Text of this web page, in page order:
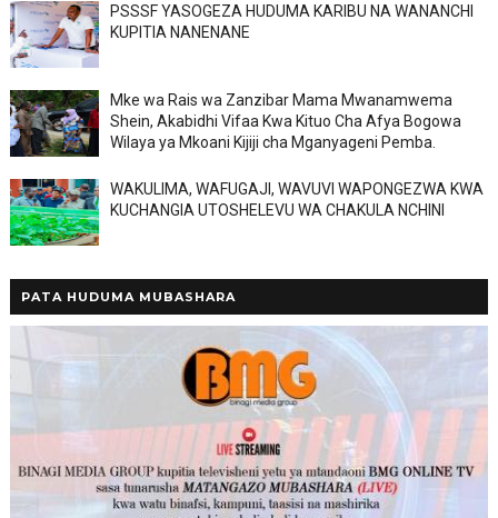
PSSSF YASOGEZA HUDUMA KARIBU NA WANANCHI
KUPITIA NANENANE
Mke wa Rais wa Zanzibar Mama Mwanamwema
Shein, Akabidhi Vifaa Kwa Kituo Cha Afya Bogowa
Wilaya ya Mkoani Kijiji cha Mganyageni Pemba.
WAKULIMA, WAFUGAJI, WAVUVI WAPONGEZWA KWA
KUCHANGIA UTOSHELEVU WA CHAKULA NCHINI
PATA HUDUMA MUBASHARA